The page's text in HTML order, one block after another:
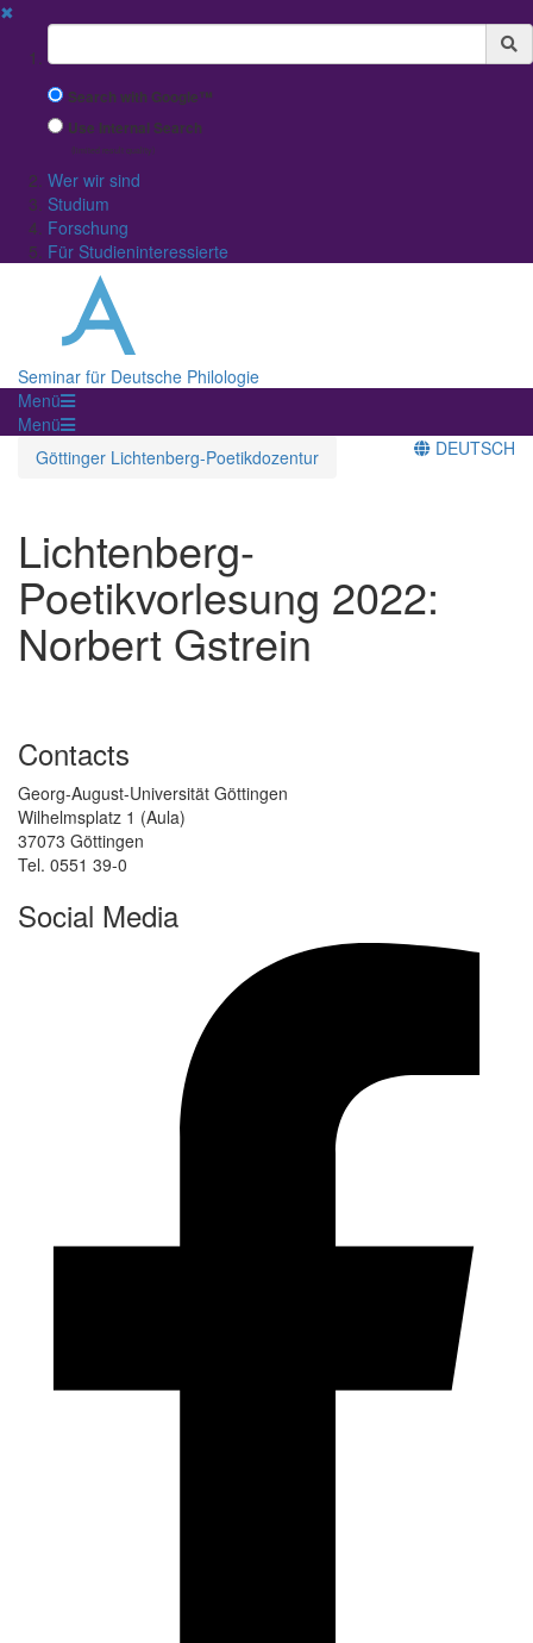
✖
Suchbegriff
Search with Google™
Use Internal Search
(limited result quality)
Wer wir sind
Studium
Forschung
Für Studieninteressierte
Seminar für Deutsche Philologie
Menü
Menü
Göttinger Lichtenberg-Poetikdozentur
DEUTSCH
Lichtenberg-
Poetikvorlesung 2022:
Norbert Gstrein
Contacts
Georg-August-Universität Göttingen
Wilhelmsplatz 1 (Aula)
37073 Göttingen
Tel. 0551 39-0
Social Media